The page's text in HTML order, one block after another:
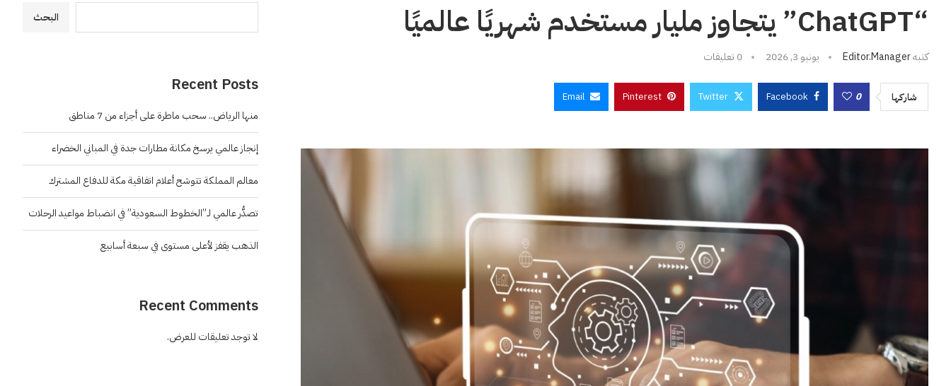
“ChatGPT” يتجاوز مليار مستخدم شهريًا عالميًا
كتبهEditor.manager يونيو 3, 2026 0 تعليقات
شاركها 0
Facebook
Twitter
Pinterest
Email
البحث
Recent Posts
منها الرياض.. سحب ماطرة على أجزاء من 7 مناطق
إنجاز عالمي يرسخ مكانة مطارات جدة في المباني الخضراء
معالم المملكة تتوشح أعلام اتفاقية مكة للدفاع المشترك
تصدُّر عالمي لـ”الخطوط السعودية” في انضباط مواعيد الرحلات
الذهب يقفز لأعلى مستوى في سبعة أسابيع
Recent Comments
لا توجد تعليقات للعرض.